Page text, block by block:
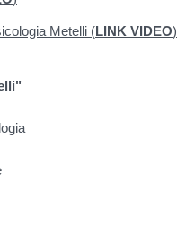
Metelli (LINK VIDEO)